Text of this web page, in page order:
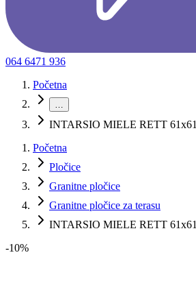
064 6471 936
Početna
…
INTARSIO MIELE RETT 61x61
Početna
Pločice
Granitne pločice
Granitne pločice za terasu
INTARSIO MIELE RETT 61x61
-10%